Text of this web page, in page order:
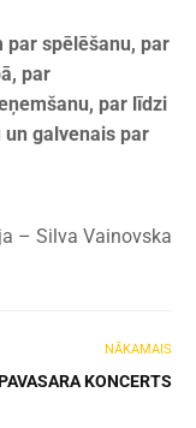
spēlēšanu, par
par
par līdzi
galvenais par
– Silva Vainovska
NĀKAMAIS
KONCERTS